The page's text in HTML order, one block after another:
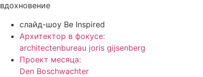
вдохновение
слайд-шоу Be Inspired
Архитектор в фокусе:
architectenbureau joris gijsenberg
Проект месяца:
Den Boschwachter